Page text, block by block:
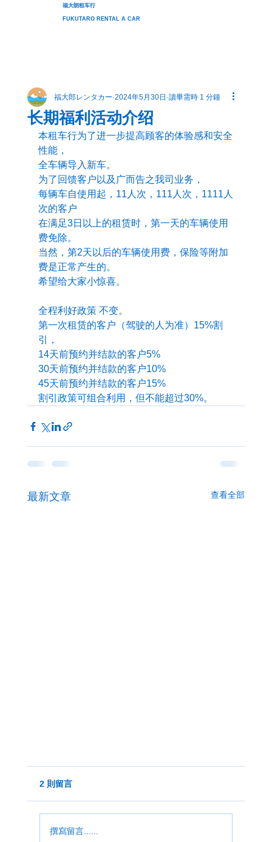
长期福利活动介绍
福大郎レンタカー 2024年5月30日 讀畢需時 1 分鐘
本租车行为了进一步提高顾客的体验感和安全
性能，
全车辆导入新车。
为了回馈客户以及广而告之我司业务，
每辆车自使用起，11人次，111人次，1111人
次的客户
在满足3日以上的租赁时，第一天的车辆使用
费免除。
当然，第2天以后的车辆使用费，保险等附加
费是正常产生的。
希望给大家小惊喜。
全程利好政策 不变。
第一次租赁的客户（驾驶的人为准）15%割
引，
14天前预约并结款的客户5%
30天前预约并结款的客户10%
45天前预约并结款的客户15%
割引政策可组合利用，但不能超过30%。
最新文章 查看全部
2 則留言
撰寫留言......
福大朗租车行
FUKUTARO RENTAL A CAR